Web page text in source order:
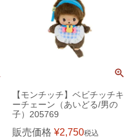
【モンチッチ】ベビチッチキ
ーチェーン（あいどる/男の
子）205769
販売価格 ¥2,750税込